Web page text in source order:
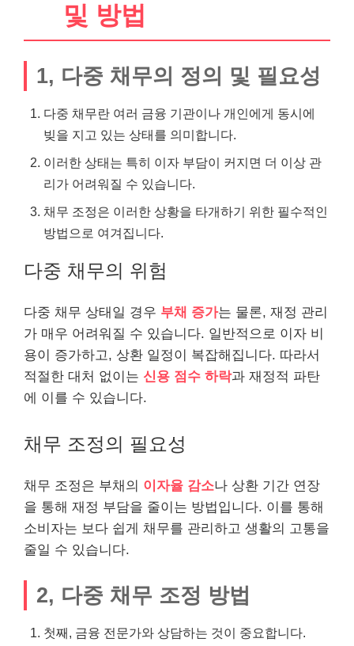
및 방법
1, 다중 채무의 정의 및 필요성
다중 채무란 여러 금융 기관이나 개인에게 동시에
빚을 지고 있는 상태를 의미합니다.
이러한 상태는 특히 이자 부담이 커지면 더 이상 관
리가 어려워질 수 있습니다.
채무 조정은 이러한 상황을 타개하기 위한 필수적인
방법으로 여겨집니다.
다중 채무의 위험
다중 채무 상태일 경우 부채 증가는 물론, 재정 관리
가 매우 어려워질 수 있습니다. 일반적으로 이자 비
용이 증가하고, 상환 일정이 복잡해집니다. 따라서
적절한 대처 없이는 신용 점수 하락과 재정적 파탄
에 이를 수 있습니다.
채무 조정의 필요성
채무 조정은 부채의 이자율 감소나 상환 기간 연장
을 통해 재정 부담을 줄이는 방법입니다. 이를 통해
소비자는 보다 쉽게 채무를 관리하고 생활의 고통을
줄일 수 있습니다.
2, 다중 채무 조정 방법
첫째, 금융 전문가와 상담하는 것이 중요합니다.